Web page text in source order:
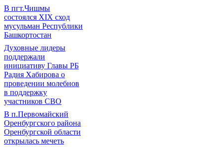
В пгт.Чишмы
состоялся XIX сход
мусульман Республики
Башкортостан
Духовные лидеры
поддержали
инициативу Главы РБ
Радия Хабирова о
проведении молебнов
в поддержку
участников СВО
В п.Первомайский
Оренбургского района
Оренбургской области
открылась мечеть